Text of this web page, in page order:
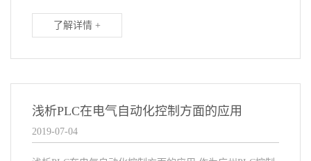
了解详情 +
浅析PLC在电气自动化控制方面的应用
2019-07-04